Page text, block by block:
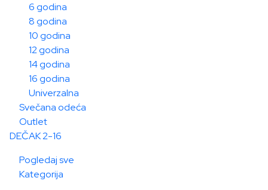
6 godina
8 godina
10 godina
12 godina
14 godina
16 godina
Univerzalna
Svečana odeća
Outlet
DEČAK 2-16
Pogledaj sve
Kategorija